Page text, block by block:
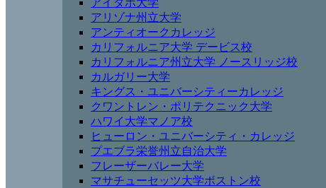
アリゾナ州立大学
アンティオークカレッジ
カリフォルニア大学 デービス校
カリフォルニア州立大学 ノースリッジ校
カルガリー大学
キングス・ユニバーシティーカレッジ
クワントレン・ポリテクニック大学
ハワイ大学マノア校
ヒューロン・ユニバーシティ・カレッジ
プエブラ栄誉州立自治大学
フレーザーバレー大学
マサチューセッツ大学ボストン校